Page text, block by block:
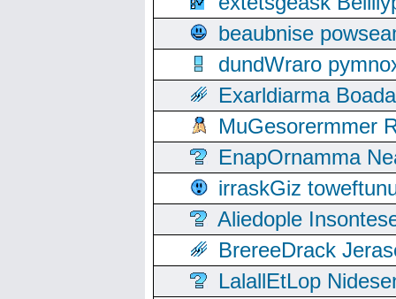
beaubnise
dundWraro
Exarldiarma
MuGesorermmer
EnapOrnamma
irraskGiz
Aliedople
BrereeDrack
LalallEtLop